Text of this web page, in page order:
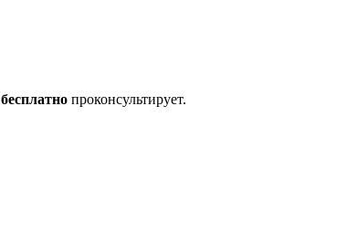
бесплатно проконсультирует.